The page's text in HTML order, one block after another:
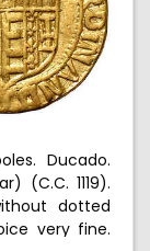
Ducado.
(C.C. 1119).
dotted
very fine.